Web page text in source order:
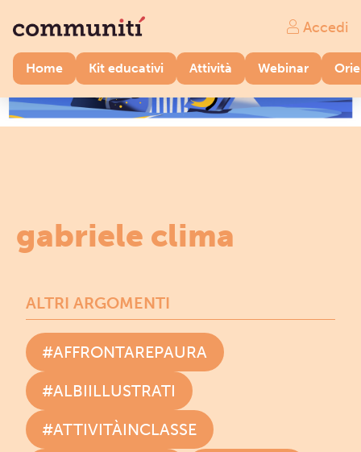
Home Kit educativi Attività Webinar
Accedi
gabriele clima
ALTRI ARGOMENTI
#AFFRONTAREPAURA
#ALBIILLUSTRATI
#ATTIVITÀINCLASSE